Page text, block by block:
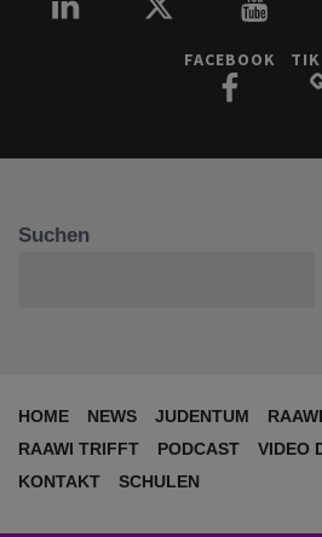
FACEBOOK
Suchen
HOME NEWS JUDENTUM
RAAWI TRIFFT
PODCAST VIDEO
KONTAKT
SCHULEN